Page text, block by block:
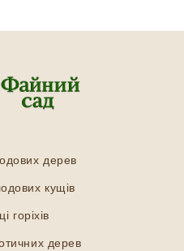
дерев
кущів
горіхів
дерев